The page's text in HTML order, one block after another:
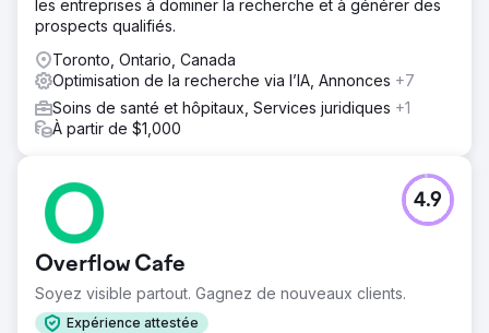
les entreprises à dominer la recherche et à générer des
prospects qualifiés.
Toronto, Ontario, Canada
Optimisation de la recherche via l’IA, Annonces +7
Soins de santé et hôpitaux, Services juridiques +1
À partir de $1,000
Overflow Cafe
Soyez visible partout. Gagnez de nouveaux clients.
Expérience attestée
4.9